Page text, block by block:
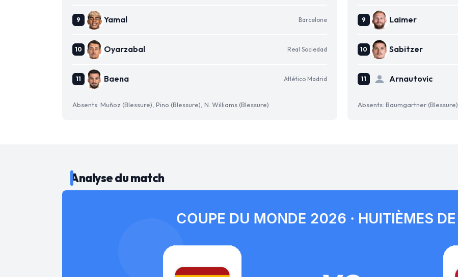
Yamal Barcelone
Oyarzabal Real Sociedad
Baena Atlético Madrid
Absents: Muñoz (Blessure), Pino (Blessure), N. Williams (Blessure)
Laimer
Sabitzer
Arnautovic
Absents: Baumgartner (Blessure)
Analyse du match